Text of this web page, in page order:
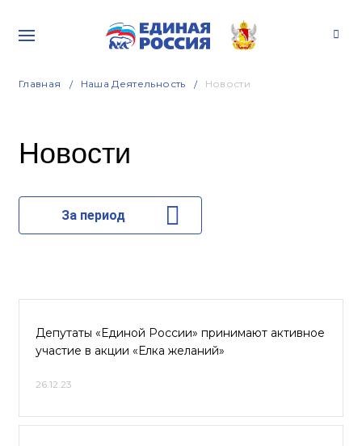
Главная Наша Деятельность Новости
Новости
За период
Депутаты «Единой России» принимают активное
участие в акции «Елка желаний»
26.12.23